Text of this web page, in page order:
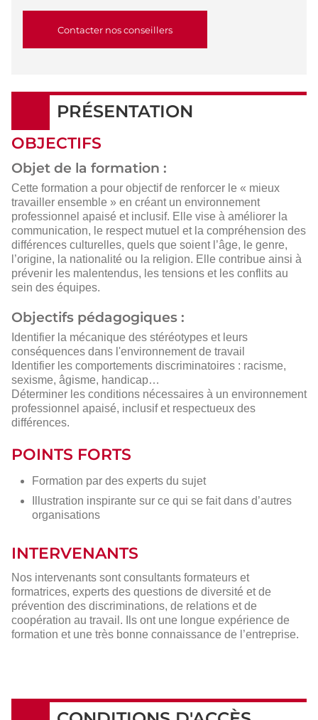
Contacter nos conseillers
PRÉSENTATION
OBJECTIFS
Objet de la formation :
Cette formation a pour objectif de renforcer le « mieux
travailler ensemble » en créant un environnement
professionnel apaisé et inclusif. Elle vise à améliorer la
communication, le respect mutuel et la compréhension des
différences culturelles, quels que soient l’âge, le genre,
l’origine, la nationalité ou la religion. Elle contribue ainsi à
prévenir les malentendus, les tensions et les conflits au
sein des équipes.
Objectifs pédagogiques :
Identifier la mécanique des stéréotypes et leurs
conséquences dans l'environnement de travail
Identifier les comportements discriminatoires : racisme,
sexisme, âgisme, handicap…
Déterminer les conditions nécessaires à un environnement
professionnel apaisé, inclusif et respectueux des
différences.
POINTS FORTS
Formation par des experts du sujet
Illustration inspirante sur ce qui se fait dans d’autres
organisations
INTERVENANTS
Nos intervenants sont consultants formateurs et
formatrices, experts des questions de diversité et de
prévention des discriminations, de relations et de
coopération au travail. Ils ont une longue expérience de
formation et une très bonne connaissance de l’entreprise.